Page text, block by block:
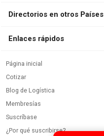
Directorios en otros Países
Enlaces rápidos
Página inicial
Cotizar
Blog de Logística
Membresías
Suscríbase
¿Por qué suscribirse?